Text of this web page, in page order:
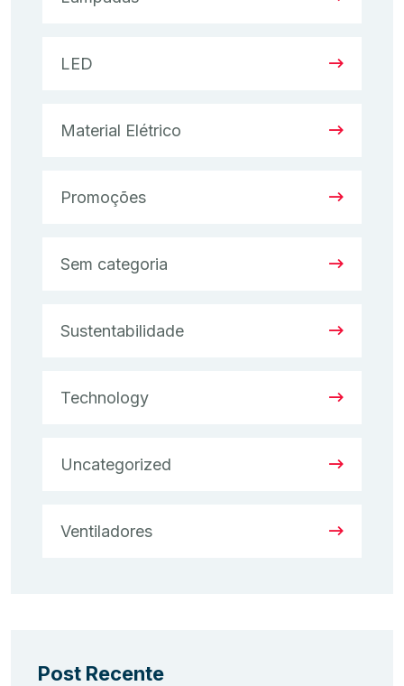
LED
Material Elétrico
Promoções
Sem categoria
Sustentabilidade
Technology
Uncategorized
Ventiladores
Post Recente